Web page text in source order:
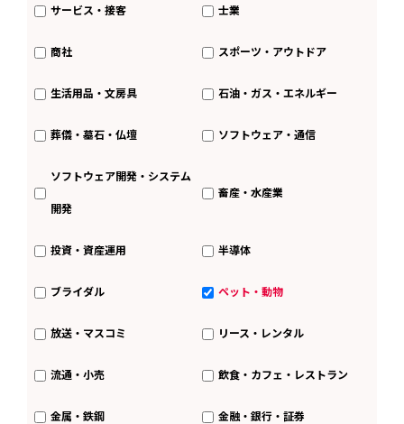
サービス・接客 士業
商社 スポーツ・アウトドア
生活用品・文房具 石油・ガス・エネルギー
葬儀・墓石・仏壇 ソフトウェア・通信
ソフトウェア開発・システム
開発
畜産・水産業
投資・資産運用 半導体
ブライダル ペット・動物
放送・マスコミ リース・レンタル
流通・小売 飲食・カフェ・レストラン
金属・鉄鋼 金融・銀行・証券